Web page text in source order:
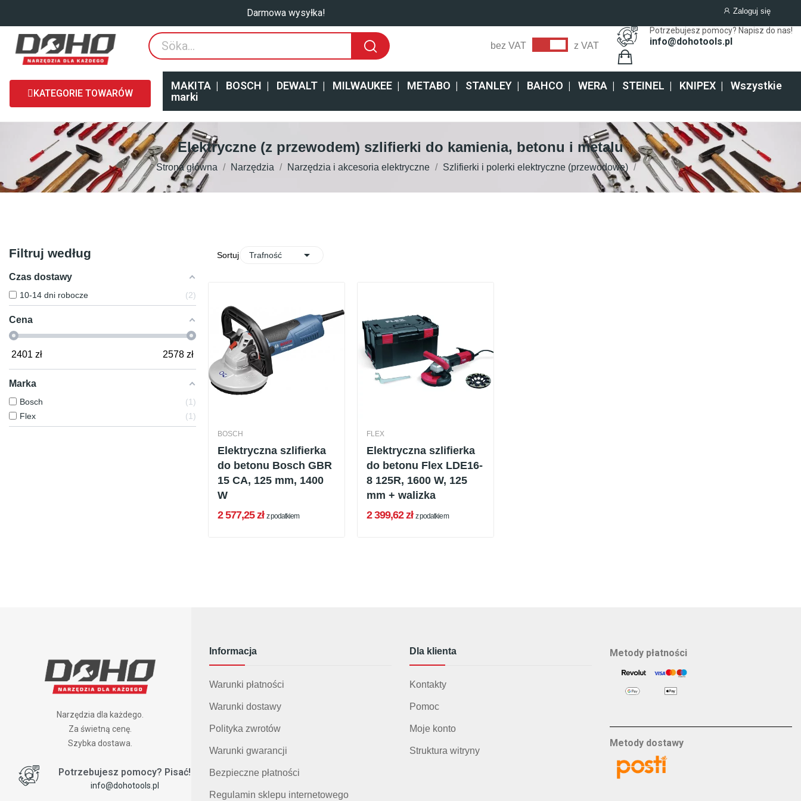
Darmowa wysyłka! Zaloguj się
bez VAT z VAT
Potrzebujesz pomocy? Napisz do nas!
info@dohotools.pl
KATEGORIE TOWARÓW
MAKITA| BOSCH | DEWALT| MILWAUKEE| METABO | STANLEY| BAHCO | WERA| STEINEL | KNIPEX| Wszystkie
marki
Elektryczne (z przewodem) szlifierki do kamienia, betonu i metalu
Strona główna Narzędzia Narzędzia i akcesoria elektryczne Szlifierki i polerki elektryczne (przewodowe)
Filtruj według
Czas dostawy
10-14 dni robocze 2
Cena
2401 zł 2578zł
Marka
Bosch
1
Flex
1
Sortuj wg:Trafność 
BOSCH
Elektryczna szlifierka
do betonu Bosch GBR
15 CA, 125 mm, 1400
W
2 577,25 zł z podatkiem
FLEX
Elektryczna szlifierka
do betonu Flex LDE16-
8 125R, 1600 W, 125
mm + walizka
2 399,62 zł z podatkiem
Narzędzia dla każdego.
Za świetną cenę.
Szybka dostawa.
Potrzebujesz pomocy? Pisać!
info@dohotools.pl
Informacja
Warunki płatności
Warunki dostawy
Polityka zwrotów
Warunki gwarancji
Bezpieczne płatności
Regulamin sklepu internetowego
Dla klienta
Kontakty
Pomoc
Moje konto
Struktura witryny
Metody płatności
Metody dostawy